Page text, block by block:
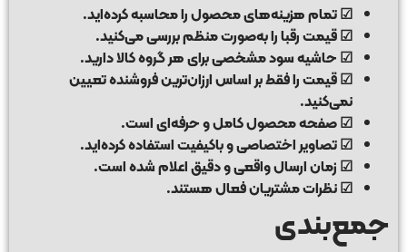
☑ تمام هزینه‌های محصول را محاسبه کرده‌اید.
☑ قیمت رقبا را به‌صورت منظم بررسی می‌کنید.
☑ حاشیه سود مشخصی برای هر گروه کالا دارید.
☑ قیمت را فقط بر اساس ارزان‌ترین فروشنده تعیین
نمی‌کنید.
☑ صفحه محصول کامل و حرفه‌ای است.
☑ تصاویر اختصاصی و باکیفیت استفاده کرده‌اید.
☑ زمان ارسال واقعی و دقیق اعلام شده است.
☑ نظرات مشتریان فعال هستند.
جمع‌بندی